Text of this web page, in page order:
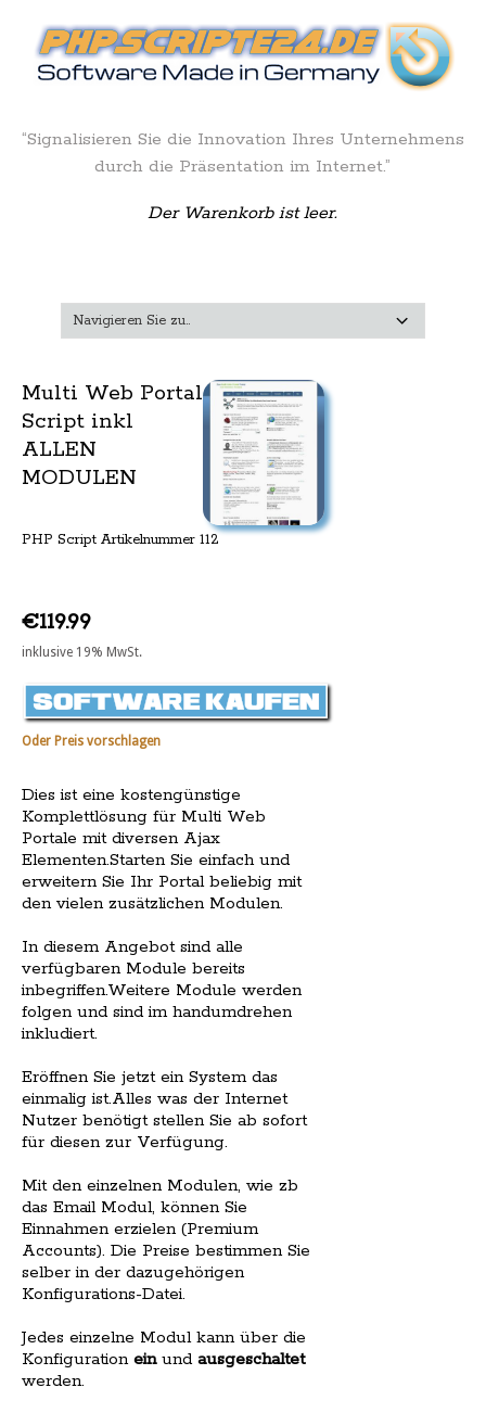
“Signalisieren Sie die Innovation Ihres Unternehmens
durch die Präsentation im Internet.”
Der Warenkorb ist leer.
Multi Web Portal
Script inkl
ALLEN
MODULEN
PHP Script Artikelnummer 112
€119.99
inklusive 19% MwSt.
Oder Preis vorschlagen
Dies ist eine kostengünstige
Komplettlösung für Multi Web
Portale mit diversen Ajax
Elementen.Starten Sie einfach und
erweitern Sie Ihr Portal beliebig mit
den vielen zusätzlichen Modulen.
In diesem Angebot sind alle
verfügbaren Module bereits
inbegriffen.Weitere Module werden
folgen und sind im handumdrehen
inkludiert.
Eröffnen Sie jetzt ein System das
einmalig ist.Alles was der Internet
Nutzer benötigt stellen Sie ab sofort
für diesen zur Verfügung.
Mit den einzelnen Modulen, wie zb
das Email Modul, können Sie
Einnahmen erzielen (Premium
Accounts). Die Preise bestimmen Sie
selber in der dazugehörigen
Konfigurations-Datei.
Jedes einzelne Modul kann über die
Konfiguration einund ausgeschaltet
werden.